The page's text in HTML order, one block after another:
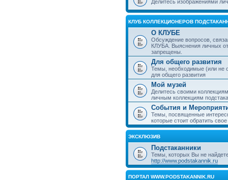
Делитесь изображениями
КЛУБ КОЛЛЕКЦИОНЕРОВ
О КЛУБЕ
Обсуждение вопросов,
КЛУБА. Выяснения личных
запрещены.
Для общего развития
Темы, необходимые (или не
для общего развития
Мой музей
Делитесь своими
личным коллекциям
События и
Темы, посвященные
которые стоит обратить
ЭКСКЛЮЗИВ
Подстаканники
Темы, которых Вы не
http://www.podstakannik.ru
ПОРТАЛ WWW.PODSTAKANNIK.RU